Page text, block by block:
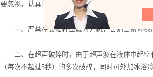
要忽视，认真的阅读。
一、严禁在变幅杆空载时开机，否则会损坏换
二、在超声破碎时，由于超声波在液体中起空
（每次不超过5秒）的多次破碎，同时可外加冰浴冷